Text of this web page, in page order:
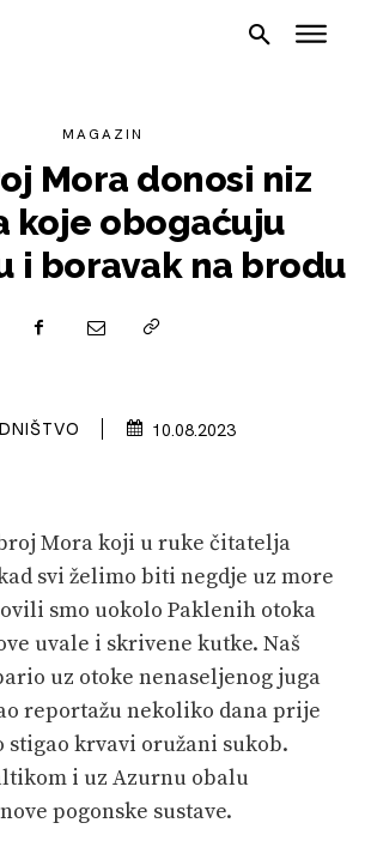
MAGAZIN
Mora donosi niz
koje obogaćuju
i boravak na brodu
10.08.2023
Mora koji u ruke čitatelja
svi želimo biti negdje uz more
smo uokolo Paklenih otoka
uvale i skrivene kutke. Naš
uz otoke nenaseljenog juga
reportažu nekoliko dana prije
stigao krvavi oružani sukob.
i uz Azurnu obalu
pogonske sustave.